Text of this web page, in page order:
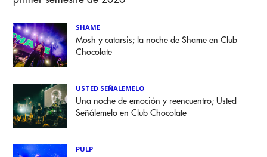
SHAME
Mosh y catarsis; la noche de Shame en Club
Chocolate
USTED SEÑALEMELO
Una noche de emoción y reencuentro; Usted
Señálemelo en Club Chocolate
PULP